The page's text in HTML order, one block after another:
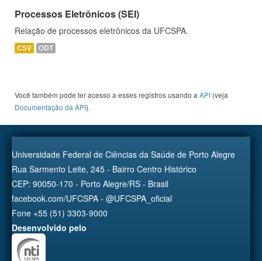
Processos Eletrônicos (SEI)
Relação de processos eletrônicos da UFCSPA.
CSV ODT
Você também pode ter acesso a esses registros usando a API (veja
Documentação da API).
Universidade Federal de Ciências da Saúde de Porto Alegre
Rua Sarmento Leite, 245 - Bairro Centro Histórico
CEP: 90050-170 - Porto Alegre/RS - Brasil
facebook.com/UFCSPA - @UFCSPA_oficial
Fone +55 (51) 3303-9000
Desenvolvido pelo